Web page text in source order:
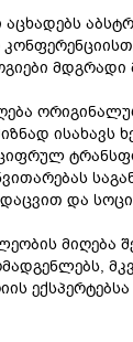
აცხადებს
მდგრადი
ისახავს
და
მიღება